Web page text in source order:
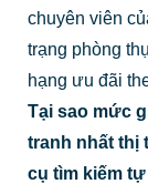
chuyên viên
trạng phòng
hạng ưu đãi
Tại sao mức
tranh nhất thị
cụ tìm kiếm